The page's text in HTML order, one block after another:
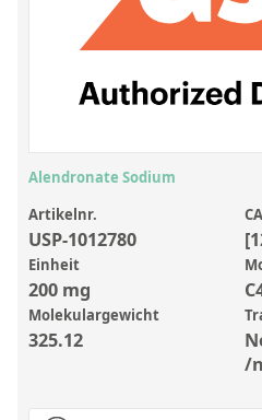
Laborbedarf und
Sonstige Standards
Übersicht: Kundenspezifische
Organische Analyten |
Elementstandards in Öl
Metallstandards | Setting Up
Kundenspezifische
Alendronate Sodium
Artikelnr.
USP-1012780
Einheit
200 mg
Molekulargewicht
325.12
/